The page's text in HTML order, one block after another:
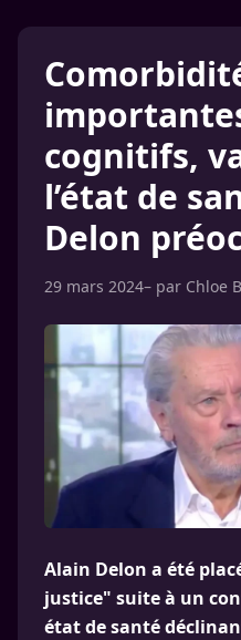
cognitifs,
l’état de
Delon
29 mars 2024– par Chloe
Alain Delon a été
justice" suite à un
état de santé